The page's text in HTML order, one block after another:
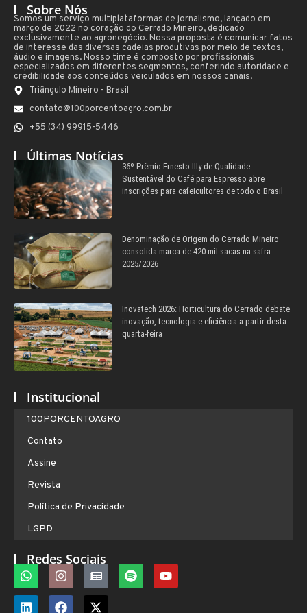
Sobre Nós
Somos um serviço multiplataformas de jornalismo, lançado em
março de 2022 no coração do Cerrado Mineiro, dedicado
exclusivamente ao agronegócio. Nossa proposta é comunicar fatos
de interesse das diversas cadeias produtivas por meio de textos,
áudio e imagens. Nosso time é composto por profissionais
especializados em diferentes segmentos, conferindo autoridade e
credibilidade aos conteúdos veiculados em nossos canais.
Triângulo Mineiro - Brasil
contato@100porcentoagro.com.br
+55 (34) 99915-5446
Últimas Notícias
36º Prêmio Ernesto Illy de Qualidade
Sustentável do Café para Espresso abre
inscrições para cafeicultores de todo o Brasil
Denominação de Origem do Cerrado Mineiro
consolida marca de 420 mil sacas na safra
2025/2026
Inovatech 2026: Horticultura do Cerrado debate
inovação, tecnologia e eficiência a partir desta
quarta-feira
Institucional
100PORCENTOAGRO
Contato
Assine
Revista
Política de Privacidade
LGPD
Redes Sociais